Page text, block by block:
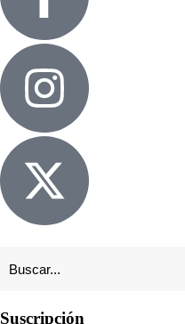
Suscripción